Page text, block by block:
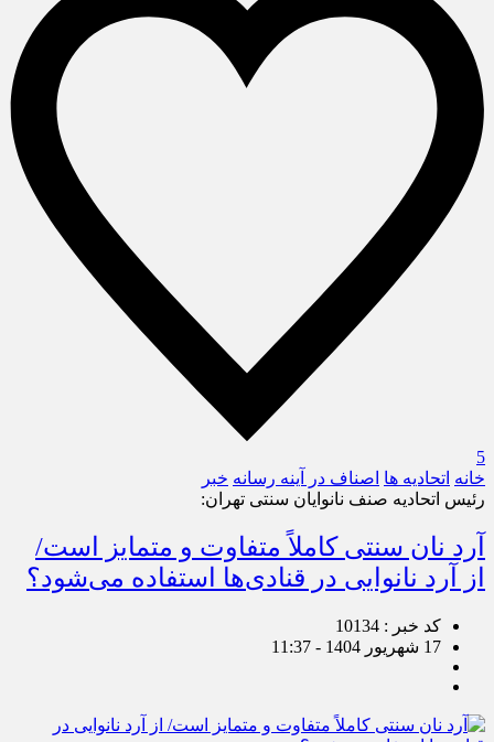
5
خانه اتحادیه ها اصناف در آینه رسانه خبر
رئیس اتحادیه صنف نانوایان سنتی تهران:
آرد نان سنتی کاملاً متفاوت و متمایز است/
از آرد نانوایی در قنادی‌ها استفاده می‌شود؟
کد خبر : 10134
17 شهریور 1404 - 11:37